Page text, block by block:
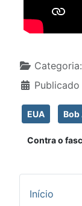
Detalhes
Categoria:
EUA Bob
Contra o
Início